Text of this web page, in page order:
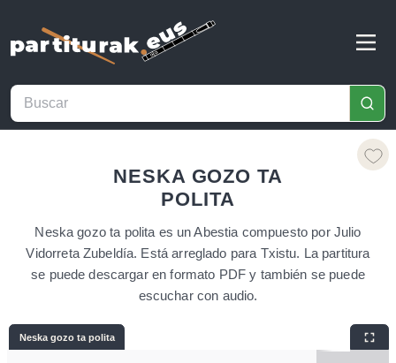
NESKA GOZO TA
POLITA
Neska gozo ta polita es un Abestia compuesto por Julio
Vidorreta Zubeldía. Está arreglado para Txistu. La partitura
se puede descargar en formato PDF y también se puede
escuchar con audio.
Neska gozo ta polita